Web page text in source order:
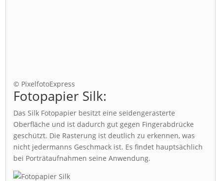
© PixelfotoExpress
Fotopapier Silk:
Das Silk Fotopapier besitzt eine seidengerasterte
Oberfläche und ist dadurch gut gegen Fingerabdrücke
geschützt. Die Rasterung ist deutlich zu erkennen, was
nicht jedermanns Geschmack ist. Es findet hauptsächlich
bei Porträtaufnahmen seine Anwendung.